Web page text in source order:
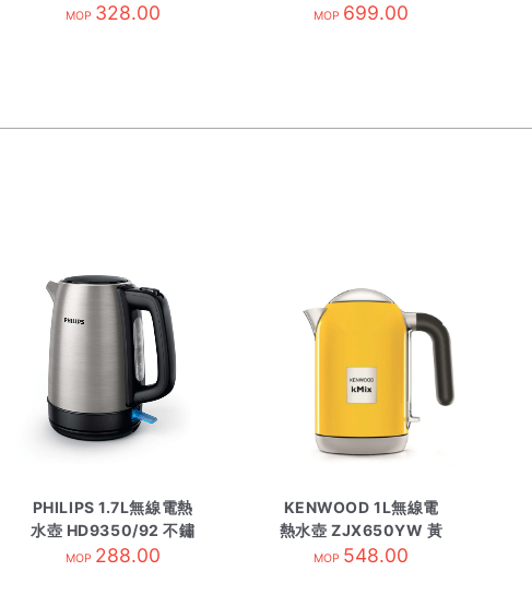
MOP 328.00 MOP 699.00
PHILIPS 1.7L無線電熱
水壺 HD9350/92 不鏽
鋼
MOP 288.00
KENWOOD 1L無線電
熱水壺 ZJX650YW 黃
色
MOP 548.00